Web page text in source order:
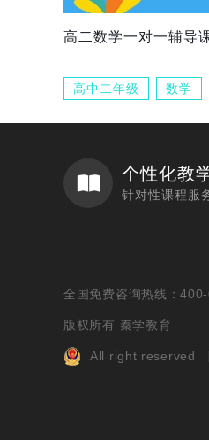
高二数学一对一辅导
高中二年级 数学
个性化教
针对性课程服
全国免费咨询热线：
版权所有 秦学教育
All right reserved